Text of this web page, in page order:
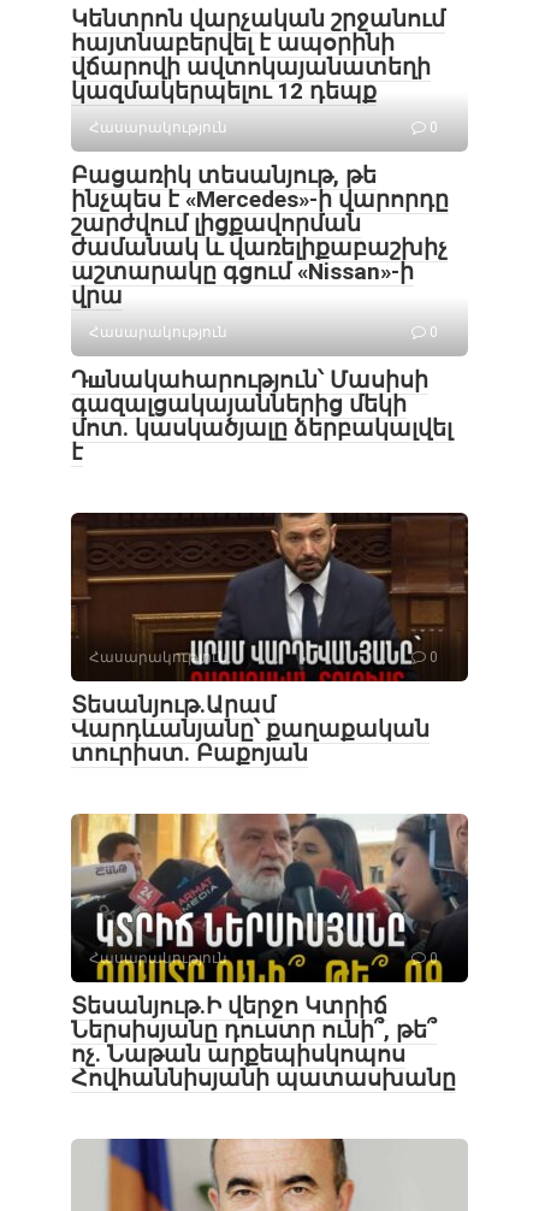
Կենտրոն վարչական շրջանում
հայտնաբերվել է ապօրինի
վճարովի ավտոկայանատեղի
կազմակերպելու 12 դեպք
Հասարակություն 0
Բացառիկ տեսանյութ, թե
ինչպես է «Mercedes»-ի վարորդը
շարժվում լիցքավորման
ժամանակ և վառելիքաբաշխիչ
աշտարակը գցում «Nissan»-ի
վրա
Հասարակություն 0
Դшնակահարություն՝ Մասիսի
գազալցակայաններից մեկի
մոտ. կասկածյալը ձերբակալվել
է
Հասարակություն 0
Տեսանյութ․Արամ
Վարդևանյանը՝ քաղաքական
տուրիստ. Բաքոյան
Հասարակություն 0
Տեսանյութ․Ի վերջո Կտրիճ
Ներսիսյանը դուստր ունի՞, թե՞
ոչ. Նաթան արքեպիսկոպոս
Հովհաննիսյանի պատասխանը